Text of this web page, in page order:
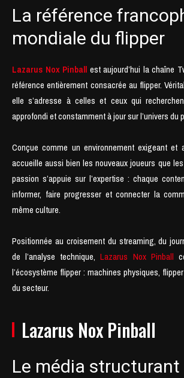
La référence
mondiale du flipper
Lazarus Nox Pinball est aujourd’hui la chaîne
référence entièrement consacrée au flipper.
elle s’adresse à celles et ceux qui
approfondi et constamment à jour sur l’univers du
Conçue comme un environnement exigeant et
accueille aussi bien les nouveaux joueurs que
passion s’appuie sur l’expertise : chaque
informer, faire progresser et connecter la
même culture.
Positionnée au croisement du streaming, du
de l’analyse technique,Lazarus Nox Pinball
l’écosystème flipper : machines physiques,
du secteur.
Lazarus Nox Pinball
Le média structurant